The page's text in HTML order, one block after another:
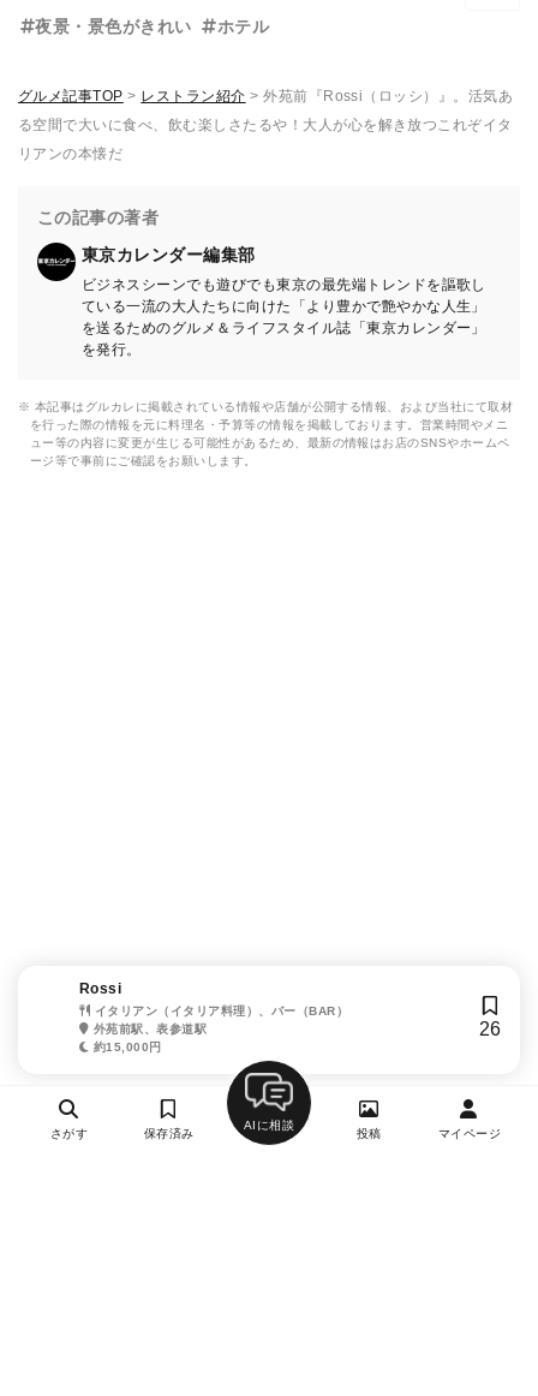
夜景・景色がきれい
ホテル
グルメ記事TOP > レストラン紹介 > 外苑前『Rossi（ロッシ）』。活気あ
る空間で大いに食べ、飲む楽しさたるや！大人が心を解き放つこれぞイタ
リアンの本懐だ
この記事の著者
東京カレンダー編集部
ビジネスシーンでも遊びでも東京の最先端トレンドを謳歌し
ている一流の大人たちに向けた「より豊かで艶やかな人生」
を送るためのグルメ＆ライフスタイル誌「東京カレンダー」
を発行。
※ 本記事はグルカレに掲載されている情報や店舗が公開する情報、および当社にて取材
を行った際の情報を元に料理名・予算等の情報を掲載しております。営業時間やメニ
ュー等の内容に変更が生じる可能性があるため、最新の情報はお店のSNSやホームペ
ージ等で事前にご確認をお願いします。
Rossi
イタリアン（イタリア料理）、バー（BAR）
外苑前駅、表参道駅
約15,000円
26
さがす 保存済み
AIに相談
投稿 マイページ